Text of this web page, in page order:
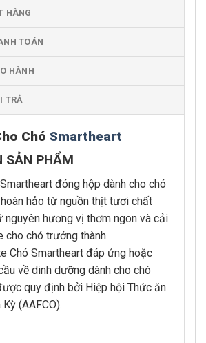
HÀNG
TOÁN
HÀNH
TRẢ
Chó Smartheart
SẢN PHẨM
đóng hộp dành cho chó
hảo từ nguồn thịt tươi chất
nguyên hương vị thơm ngon và cải
cho chó trưởng thành.
Chó Smartheart đáp ứng hoặc
về dinh dưỡng dành cho chó
quy định bởi Hiệp hội Thức ăn
(AAFCO).